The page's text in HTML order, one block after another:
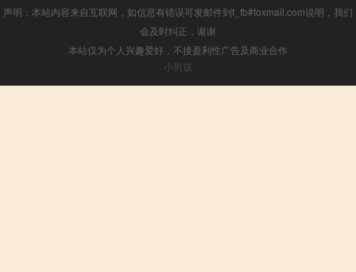
声明：本站内容来自互联网，如信息有错误可发邮件到f_fb#foxmail.com说明，我们
会及时纠正，谢谢
本站仅为个人兴趣爱好，不接盈利性广告及商业合作
小男孩